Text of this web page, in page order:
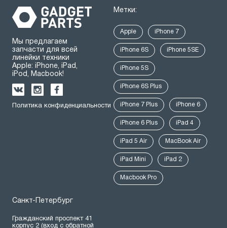
Мы предлагаем
запчасти для всей
линейки техники
Apple: iPhone, iPad,
iPod, Macbook!
Политика конфиденциальности
Метки:
Apple iPhone 7
iPhone 6S iPhone 5SE
iPhone 5S
iPhone 6S Plus
iPhone 7 Plus iPhone 6
iPhone 6 Plus iPad 4
iPad 5 Air MacBook Air
iPad Mini iPad 2
Macbook Pro
Санкт-Петербург
Гражданский проспект 41
корпус 2 (вход с обратной